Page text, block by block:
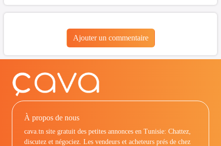
Ajouter un commentaire
À propos de nous
cava.tn site gratuit des petites annonces en Tunisie: Chattez,
discutez et négociez. Les vendeurs et acheteurs prés de chez